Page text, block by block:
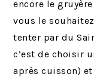
encore le
vous le
tenter par du
c’est de choisir
après cuisson)